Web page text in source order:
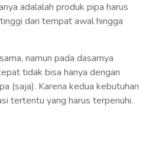
adalalah produk pipa harus
dari tempat awal hingga
namun pada dasarnya
tidak bisa hanya dengan
(saja). Karena kedua kebutuhan
tertentu yang harus terpenuhi.